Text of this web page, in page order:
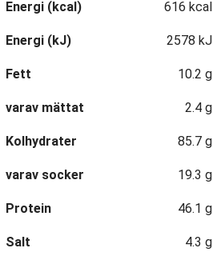
Energi (kcal) 616 kcal
Energi (kJ) 2578 kJ
Fett 10.2 g
varav mättat 2.4 g
Kolhydrater 85.7 g
varav socker 19.3 g
Protein 46.1 g
Salt 4.3 g